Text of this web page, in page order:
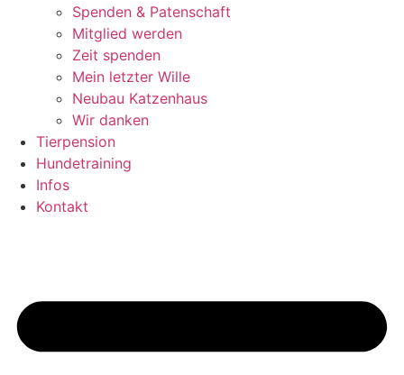
Spenden & Patenschaft
Mitglied werden
Zeit spenden
Mein letzter Wille
Neubau Katzenhaus
Wir danken
Tierpension
Hundetraining
Infos
Kontakt